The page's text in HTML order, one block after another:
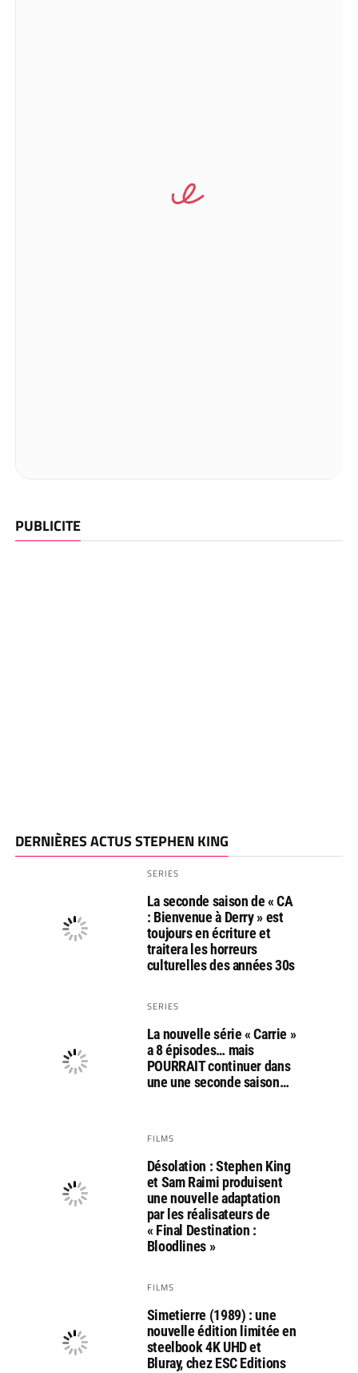
PUBLICITE
DERNIÈRES ACTUS STEPHEN KING
SERIES
La seconde saison de « CA
: Bienvenue à Derry » est
toujours en écriture et
traitera les horreurs
culturelles des années 30s
SERIES
La nouvelle série « Carrie »
a 8 épisodes… mais
POURRAIT continuer dans
une une seconde saison…
FILMS
Désolation : Stephen King
et Sam Raimi produisent
une nouvelle adaptation
par les réalisateurs de
« Final Destination :
Bloodlines »
FILMS
Simetierre (1989) : une
nouvelle édition limitée en
steelbook 4K UHD et
Bluray, chez ESC Editions